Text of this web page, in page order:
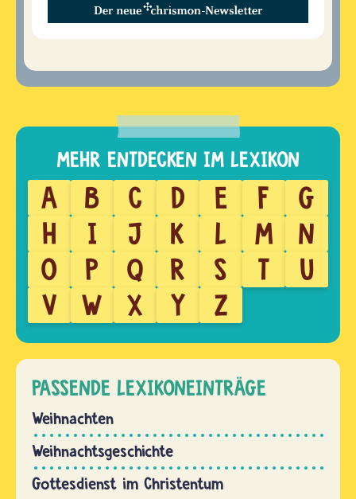
A B C D E F
G
H
I J K L M
N
O
P Q R S T
U
V
W X Y Z
PASSENDE LEXIKONEINTRÄGE
Weihnachten
Weihnachtsgeschichte
Gottesdienst im Christentum